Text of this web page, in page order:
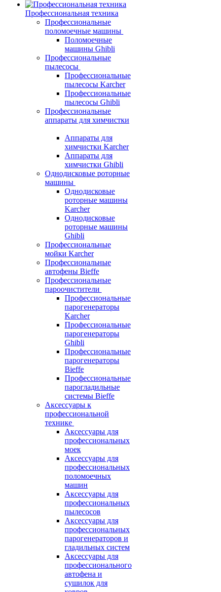
Профессиональная техника
Профессиональные
поломоечные машины
Поломоечные
машины Ghibli
Профессиональные
пылесосы
Профессиональные
пылесосы Karcher
Профессиональные
пылесосы Ghibli
Профессиональные
аппараты для химчистки
Аппараты для
химчистки Karcher
Аппараты для
химчистки Ghibli
Однодисковые роторные
машины
Однодисковые
роторные машины
Karcher
Однодисковые
роторные машины
Ghibli
Профессиональные
мойки Karcher
Профессиональные
автофены Bieffe
Профессиональные
пароочистители
Профессиональные
парогенераторы
Karcher
Профессиональные
парогенераторы
Ghibli
Профессиональные
парогенераторы
Bieffe
Профессиональные
парогладильные
системы Bieffe
Аксессуары к
профессиональной
технике
Аксессуары для
профессиональных
моек
Аксессуары для
профессиональных
поломоечных
машин
Аксессуары для
профессиональных
пылесосов
Аксессуары для
профессиональных
парогенераторов и
гладильных систем
Аксессуары для
профессионального
автофена и
сушилок для